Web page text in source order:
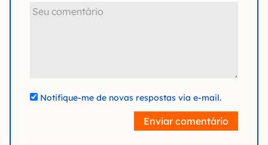
Notifique-me de novas respostas via e-mail.
Enviar comentário